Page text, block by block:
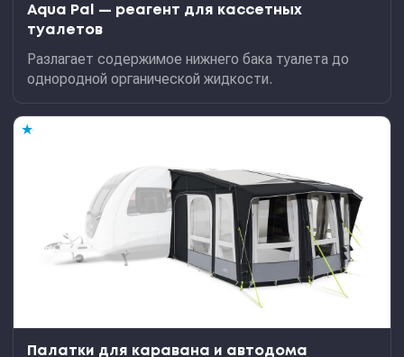
Aqua Pal — pеагент для кассетных
туалетов
Разлагает содержимое нижнего бака туалета до
однородной органической жидкости.
★
Палатки для каравана и автодома